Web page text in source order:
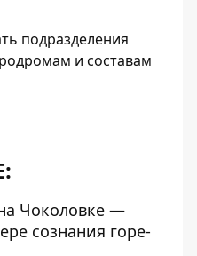
подразделения
и составам
Чоколовке —
сознания горе-